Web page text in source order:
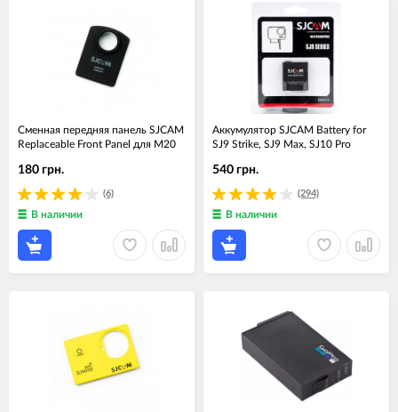
Сменная передняя панель SJCAM
Replaceable Front Panel для M20
(6)
180 грн.
В наличии
Аккумулятор SJCAM Battery for
SJ9 Strike, SJ9 Max, SJ10 Pro
(294)
540 грн.
В наличии